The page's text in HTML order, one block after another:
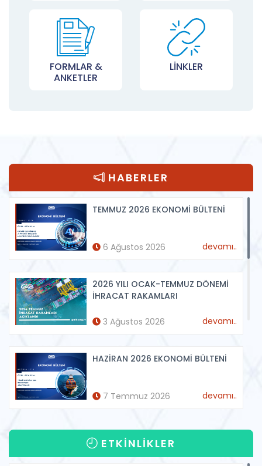
FORMLAR &
ANKETLER
LİNKLER
HABERLER
TEMMUZ 2026 EKONOMİ BÜLTENİ
6 Ağustos 2026 devamı..
2026 YILI OCAK-TEMMUZ DÖNEMİ
İHRACAT RAKAMLARI
3 Ağustos 2026 devamı..
HAZİRAN 2026 EKONOMİ BÜLTENİ
7 Temmuz 2026 devamı..
2026 YILI OCAK-HAZİRAN DÖNEMİ
İHRACAT RAKAMLARI
ETKİNLİKLER